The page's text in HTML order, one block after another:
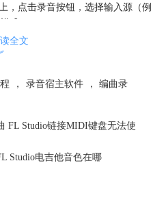
，点击录音按钮，选择输入源（例
式。
音轨道
全文
， 录音宿主软件 ，
编曲录
FL Studio链接MIDI键盘无法使
Studio电吉他音色在哪